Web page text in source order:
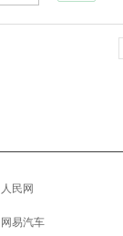
人民网
网易汽车